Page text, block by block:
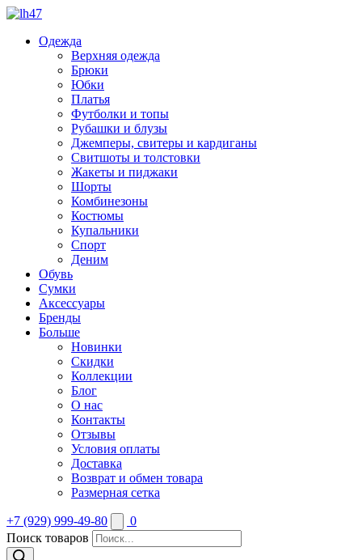
Одежда
Верхняя одежда
Брюки
Юбки
Платья
Футболки и топы
Рубашки и блузы
Джемперы, свитеры и кардиганы
Свитшоты и толстовки
Жакеты и пиджаки
Шорты
Комбинезоны
Костюмы
Купальники
Спорт
Деним
Обувь
Сумки
Аксессуары
Бренды
Больше
Новинки
Скидки
Коллекции
Блог
О нас
Контакты
Отзывы
Условия оплаты
Доставка
Возврат и обмен товара
Размерная сетка
+7 (929) 999-49-80
0
Поиск товаров